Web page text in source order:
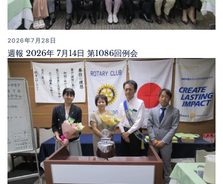
2026年7月28日
週報 2026年 7月14日 第1086回例会